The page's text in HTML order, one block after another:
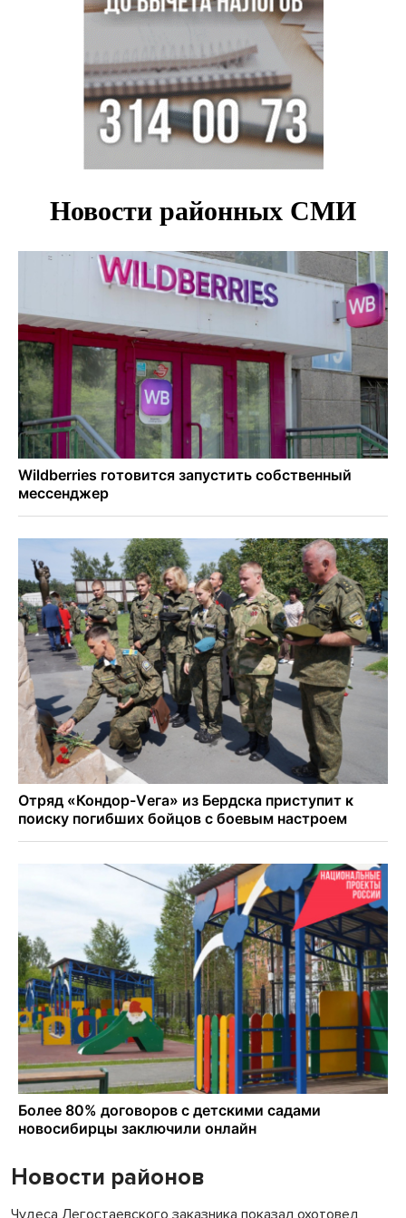
Новости районов
Чудеса Легостаевского заказника показал охотовед